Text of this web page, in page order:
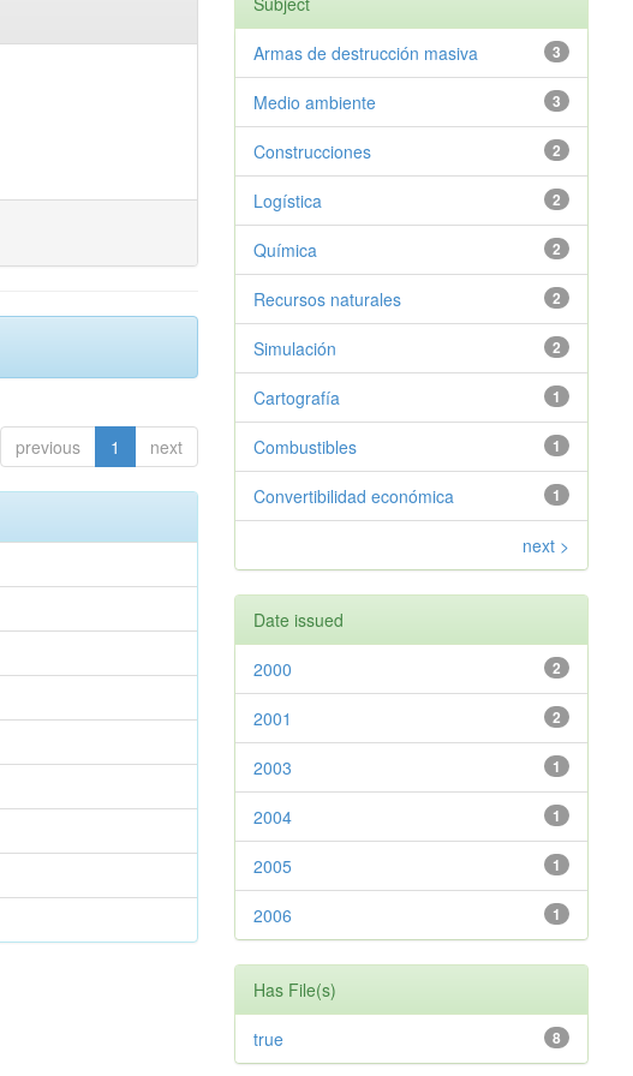
previous 1 next
3
Armas de destrucción masiva
3
Medio ambiente
2
Construcciones
2
Logística
2
Química
2
Recursos naturales
2
Simulación
1
Cartografía
1
Combustibles
1
Convertibilidad económica
next >
Date issued
2
2000
2
2001
1
2003
1
2004
1
2005
1
2006
Has File(s)
8
true